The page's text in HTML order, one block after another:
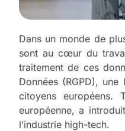
Dans un monde de
sont au cœur du
traitement de ces
Données (RGPD),
citoyens européens.
européenne, a
l’industrie high-tech.